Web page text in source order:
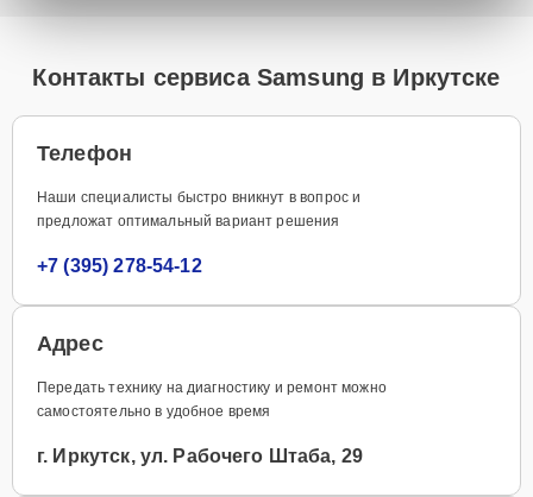
Контакты сервиса Samsung в Иркутске
Телефон
Наши специалисты быстро вникнут в вопрос и
предложат оптимальный вариант решения
+7 (395) 278-54-12
Адрес
Передать технику на диагностику и ремонт можно
самостоятельно в удобное время
г. Иркутск, ул. Рабочего Штаба, 29